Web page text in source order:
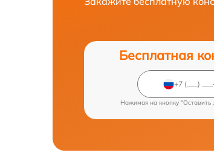
Бесплатная
Нажимая на кнопку "Оставить